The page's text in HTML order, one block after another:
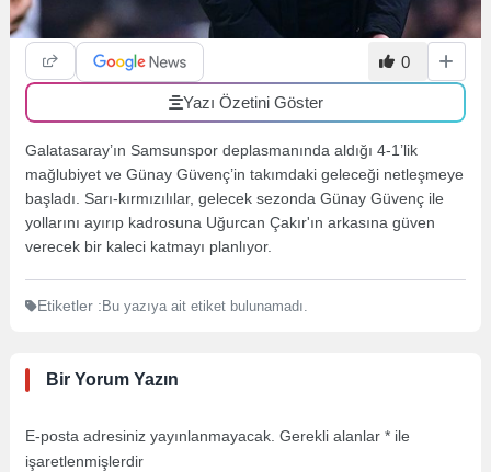
0
Yazı Özetini Göster
Galatasaray’ın Samsunspor deplasmanında aldığı 4-1’lik
mağlubiyet ve Günay Güvenç’in takımdaki geleceği netleşmeye
başladı. Sarı-kırmızılılar, gelecek sezonda Günay Güvenç ile
yollarını ayırıp kadrosuna Uğurcan Çakır'ın arkasına güven
verecek bir kaleci katmayı planlıyor.
Etiketler : Bu yazıya ait etiket bulunamadı.
Bir Yorum Yazın
E-posta adresiniz yayınlanmayacak. Gerekli alanlar* ile
işaretlenmişlerdir